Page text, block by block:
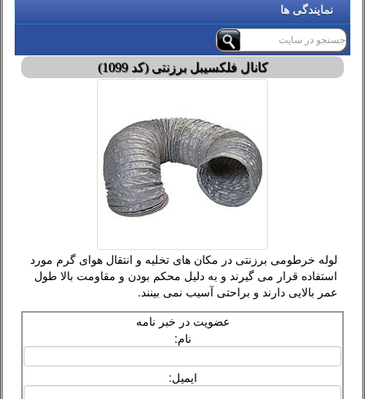
نمایندگی ها
کانال فلکسیبل برزنتی (کد 1099)
لوله خرطومی برزنتی در مکان های تخلیه و انتقال هوای گرم مورد
استفاده قرار می گیرند و به دلیل محکم بودن و مقاومت بالا طول
عمر بالایی دارند و براحتی آسیب نمی بینند.
عضویت در خبر نامه
نام:
ایمیل: